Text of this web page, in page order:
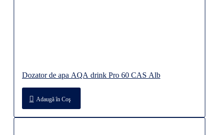
Dozator de apa AQA drink Pro 60 CAS Alb
Adaugă în Coş